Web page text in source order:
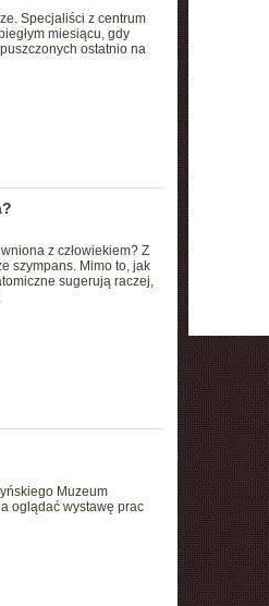
Specjaliści z centrum
miesiącu, gdy
ostatnio na
z człowiekiem? Z
szympans. Mimo to, jak
sugerują raczej,
Muzeum
oglądać wystawę prac